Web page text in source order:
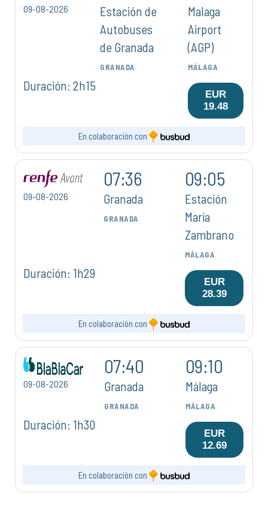
09-08-2026
Estación de
Autobuses
de Granada
GRANADA
Malaga
Airport
(AGP)
MÁLAGA
Duración: 2h15
EUR
19.48
En colaboración con
09-08-2026
07:36
Granada
GRANADA
09:05
Estación
María
Zambrano
MÁLAGA
Duración: 1h29
EUR
28.39
En colaboración con
09-08-2026
07:40
Granada
GRANADA
09:10
Málaga
MÁLAGA
Duración: 1h30
EUR
12.69
En colaboración con